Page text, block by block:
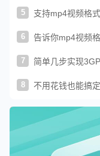
5 支持mp4视频格
6 告诉你mp4视频
7 简单几步实现
8
不用花钱也能搞